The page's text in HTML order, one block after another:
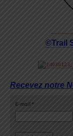
©Trail
Recevez notre
E-mail *